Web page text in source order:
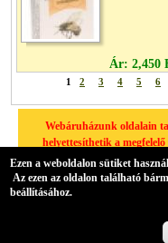
Ár: 2,450
1 2 3 4 5 6
Webáruházunk oldalain
helyettesíthetik a
egészségügyi
A hátteret az Übercart
Ezen a weboldalon sütiket
Az ezen az oldalon található
beállításához.